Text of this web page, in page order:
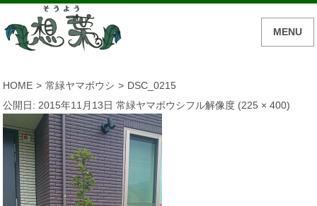
MENU
HOME > 常緑ヤマボウシ > DSC_0215
公開日: 2015年11月13日 常緑ヤマボウシフル解像度 (225 × 400)